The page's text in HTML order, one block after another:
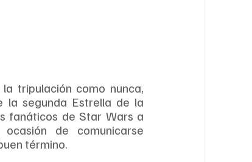
tripulación como nunca,
la segunda Estrella de la
fanáticos de Star Wars a
de comunicarse
término.